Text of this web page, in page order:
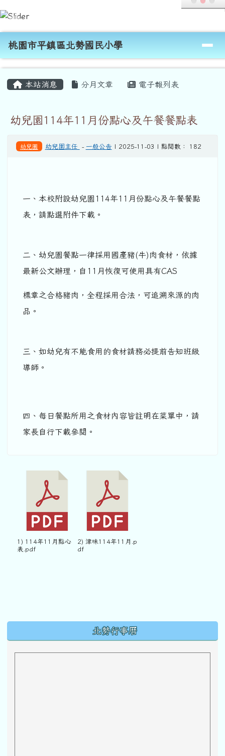
跳至主內容區
桃園市平鎮區北勢國民小學
導覽列
桃園市平鎮區北勢國民小學
本站消息 分月文章 電子報列表
幼兒園114年11月份點心及午餐餐點表
幼兒園 幼兒園主任 - 一般公告 | 2025-11-03 | 點閱數： 182
一、本校附設幼兒園114年11月份點心及午餐餐點
表，請點選附件下載。
二、幼兒園餐點一律採用國產豬(牛)肉食材，依據
最新公文辦理，自11月恢復可使用具有CAS
標章之合格豬肉，全程採用合法，可追溯來源的肉
品。
三、如幼兒有不能食用的食材請務必提前告知班級
導師。
四、每日餐點所用之食材內容皆註明在菜單中，請
家長自行下載參閱。
1) 114年11月點心
表.pdf
2) 津味114年11月.p
df
北勢行事曆